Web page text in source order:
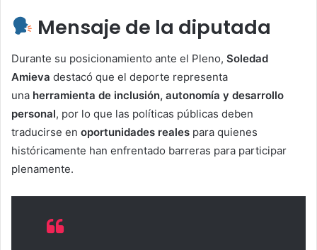
Mensaje de la diputada
Durante su posicionamiento ante el Pleno, Soledad
Amieva destacó que el deporte representa
una herramienta de inclusión, autonomía y desarrollo
personal, por lo que las políticas públicas deben
traducirse en oportunidades reales para quienes
históricamente han enfrentado barreras para participar
plenamente.